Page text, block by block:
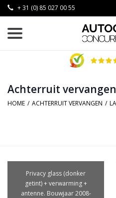
+ 31 (0) 85 027 00 55
Achterruit
HOME / ACHTERRUIT VERVANGEN /
Privacy glass (donker
getint) + verwarming +
antenne. Bouwjaar 2008-